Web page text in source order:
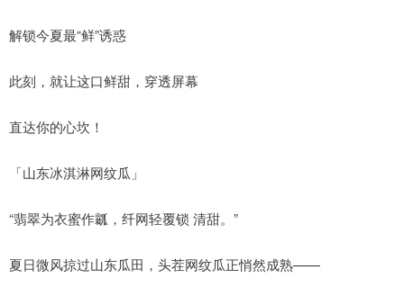
解锁今夏最“鲜”诱惑
此刻，就让这口鲜甜，穿透屏幕
直达你的心坎！
「山东冰淇淋网纹瓜」
“翡翠为衣蜜作瓤，纤网轻覆锁 清甜。”
夏日微风掠过山东瓜田，头茬网纹瓜正悄然成熟——